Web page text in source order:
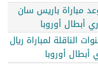
مباراة باريس سان
أوروبا
الناقلة لمباراة ريال
أوروبا